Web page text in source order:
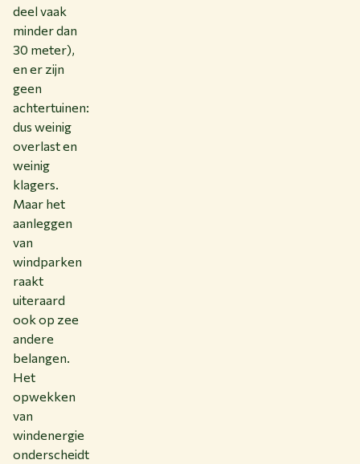
deel vaak
minder dan
30 meter),
en er zijn
geen
achtertuinen:
dus weinig
overlast en
weinig
klagers.
Maar het
aanleggen
van
windparken
raakt
uiteraard
ook op zee
andere
belangen.
Het
opwekken
van
windenergie
onderscheidt